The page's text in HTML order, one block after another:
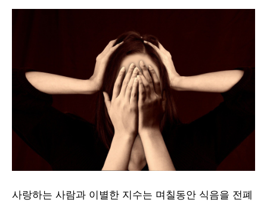
사랑하는 사람과 이별한 지수는 며칠동안 식음을 전폐